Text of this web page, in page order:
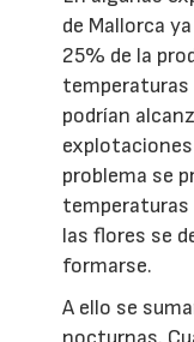
de Mallorca
25% de la
temperaturas
podrían
problema se
temperaturas
las flores se
formarse.
A ello se